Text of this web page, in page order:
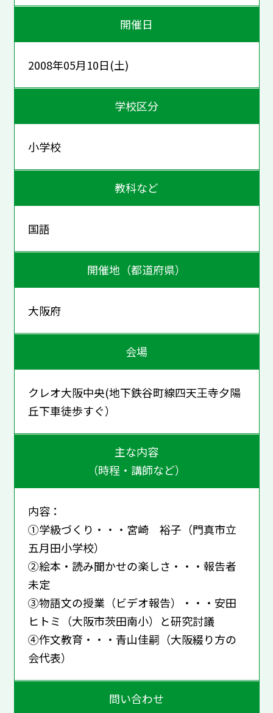
開催日
2008年05月10日(土)
学校区分
小学校
教科など
国語
開催地（都道府県）
大阪府
会場
クレオ大阪中央(地下鉄谷町線四天王寺夕陽
丘下車徒歩すぐ）
主な内容
（時程・講師など）
内容：
①学級づくり・・・宮崎 裕子（門真市立
五月田小学校）
②絵本・読み聞かせの楽しさ・・・報告者
未定
③物語文の授業（ビデオ報告）・・・安田
ヒトミ（大阪市茨田南小）と研究討議
④作文教育・・・青山佳嗣（大阪綴り方の
会代表）
問い合わせ